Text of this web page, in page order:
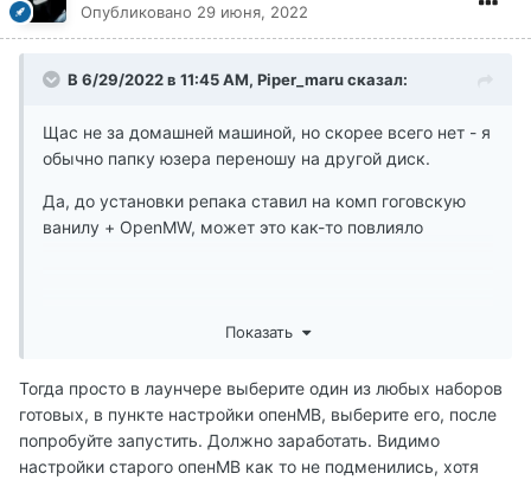
Опубликовано 29 июня, 2022
В 6/29/2022 в 11:45 AM, Piper_maruсказал:
Щас не за домашней машиной, но скорее всего нет - я
обычно папку юзера переношу на другой диск.
Да, до установки репака ставил на комп гоговскую
ванилу + OpenMW, может это как-то повлияло
Показать
Тогда просто в лаунчере выберите один из любых наборов
готовых, в пункте настройки опенМВ, выберите его, после
попробуйте запустить. Должно заработать. Видимо
настройки старого опенМВ как то не подменились, хотя